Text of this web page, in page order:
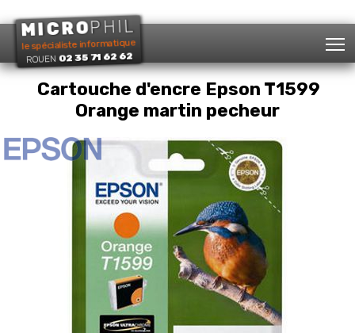
MICROPHIL
le spécialiste informatique
ROUEN 02 35 71 62 62
Cartouche d'encre Epson T1599
Orange martin pecheur